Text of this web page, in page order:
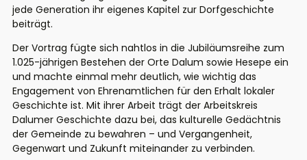
jede Generation ihr eigenes Kapitel zur Dorfgeschichte
beiträgt.
Der Vortrag fügte sich nahtlos in die Jubiläumsreihe zum
1.025-jährigen Bestehen der Orte Dalum sowie Hesepe ein
und machte einmal mehr deutlich, wie wichtig das
Engagement von Ehrenamtlichen für den Erhalt lokaler
Geschichte ist. Mit ihrer Arbeit trägt der Arbeitskreis
Dalumer Geschichte dazu bei, das kulturelle Gedächtnis
der Gemeinde zu bewahren – und Vergangenheit,
Gegenwart und Zukunft miteinander zu verbinden.